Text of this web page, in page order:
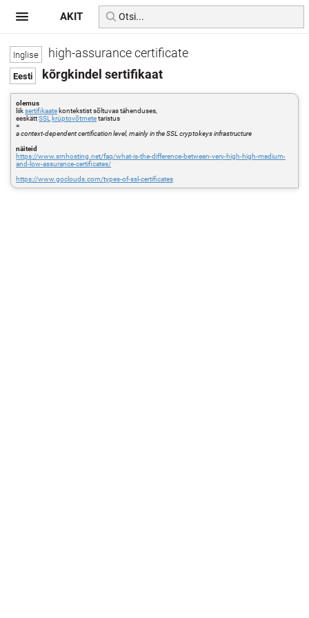
high-assurance certificate
kõrgkindel sertifikaat
olemus
liiksertifikaate kontekstist sõltuvas tähenduses,
eeskättSSL krüptovõtmetetaristus
=
a context-dependent certification level, mainly in the SSL cryptokeys infrastructure
näiteid
https://www.srnhosting.net/faq/what-is-the-difference-between-very-high-high-medium-
and-low-assurance-certificates/
https://www.goclouds.com/types-of-ssl-certificates
AKIT